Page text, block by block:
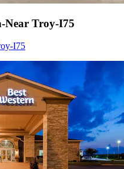
Near Troy-I75
I75